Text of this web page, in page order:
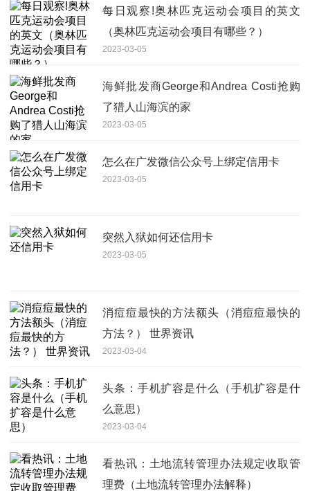
每日观察!奥林匹克运动会项目的英文
（奥林匹克运动会项目有哪些？）
2023-03-05
海鲜批发商George和Andrea Costi抢购
了猎人山海滨的家
2023-03-05
怎么在广发微信公众号上绑定信用卡
2023-03-05
突然入狱如何还信用卡
2023-03-05
消痘痘最快的方法额头（消痘痘最快的
方法？） 世界资讯
2023-03-04
头条：手机扩容是什么（手机扩容是什
么意思）
2023-03-04
看热讯：土地流转管理办法规定收取管
理费（土地流转管理办法解释）